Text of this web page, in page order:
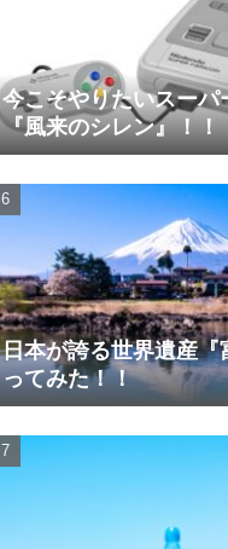
今こそやりたいスーパ
『風来のシレン』！！
日本が誇る世界遺産『
ってみた！！